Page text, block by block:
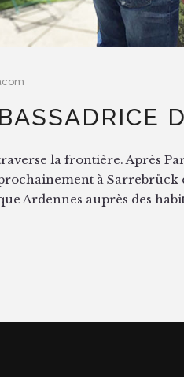
la frontière. Après
à
Ardennes auprès des